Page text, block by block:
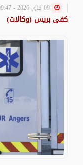
كفى بريس (وكالات)